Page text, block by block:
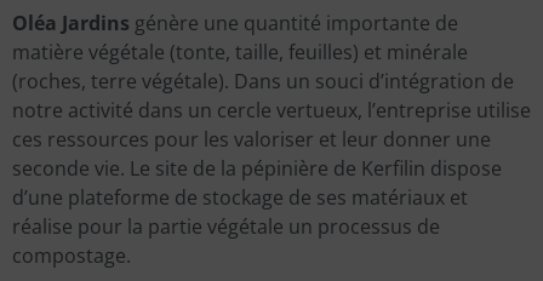
Oléa Jardins génère une quantité importante de
matière végétale (tonte, taille, feuilles) et minérale
(roches, terre végétale). Dans un souci d’intégration de
notre activité dans un cercle vertueux, l’entreprise utilise
ces ressources pour les valoriser et leur donner une
seconde vie. Le site de la pépinière de Kerfilin dispose
d’une plateforme de stockage de ses matériaux et
réalise pour la partie végétale un processus de
compostage.